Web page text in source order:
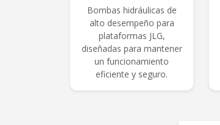
Bombas hidráulicas de
alto desempeño para
plataformas JLG,
diseñadas para mantener
un funcionamiento
eficiente y seguro.